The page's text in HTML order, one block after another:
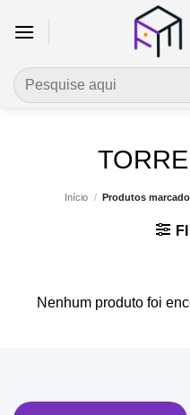
Pesquisar
por:
Início / Produtos
Nenhum produto foi